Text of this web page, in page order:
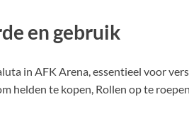
en gebruik
in AFK Arena, essentieel voor
helden te kopen, Rollen op te